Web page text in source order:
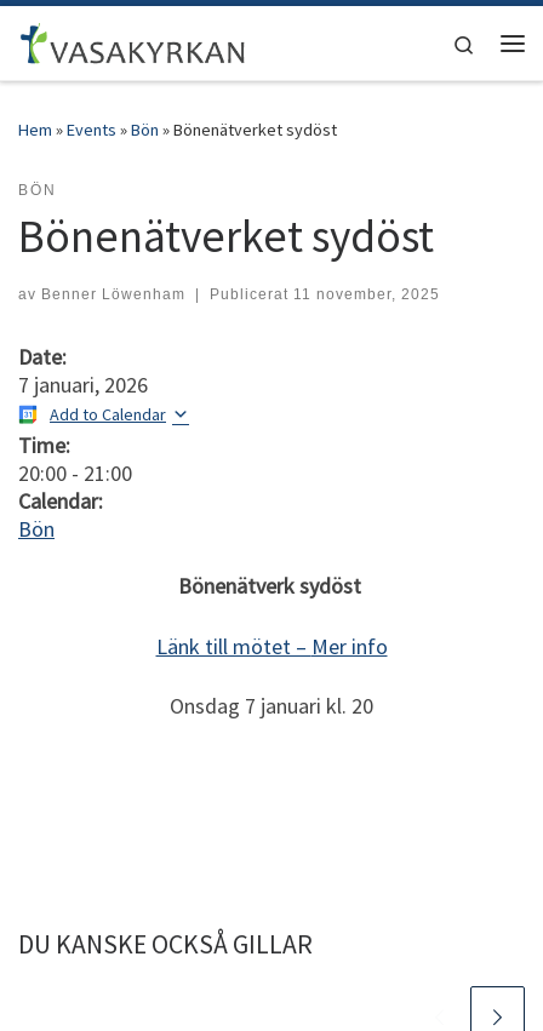
Hoppa till innehåll
Search
Hem »Events »Bön »Bönenätverket sydöst
BÖN
Bönenätverket sydöst
av Benner Löwenham | Publicerat 11 november, 2025
Date:
7 januari, 2026
Add to Calendar
Time:
20:00 - 21:00
Calendar:
Bön
Bönenätverk sydöst
Länk till mötet – Mer info
Onsdag 7 januari kl. 20
DU KANSKE OCKSÅ GILLAR